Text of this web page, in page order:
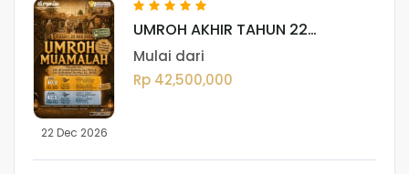
22 Dec 2026
UMROH AKHIR TAHUN 22
DESEMBER 2026
Mulai dari
Rp 42,500,000